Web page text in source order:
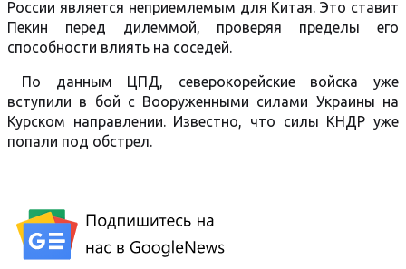
России является неприемлемым для Китая. Это ставит
Пекин перед дилеммой, проверяя пределы его
способности влиять на соседей.
По данным ЦПД, северокорейские войска уже
вступили в бой с Вооруженными силами Украины на
Курском направлении. Известно, что силы КНДР уже
попали под обстрел.